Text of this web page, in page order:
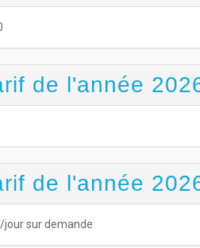
de l'année
de l'année
jour sur demande